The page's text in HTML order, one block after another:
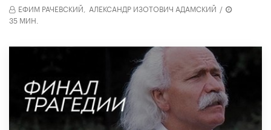
ЕФИМ РАЧЕВСКИЙ, АЛЕКСАНДР ИЗОТОВИЧ АДАМСКИЙ /
35 МИН.